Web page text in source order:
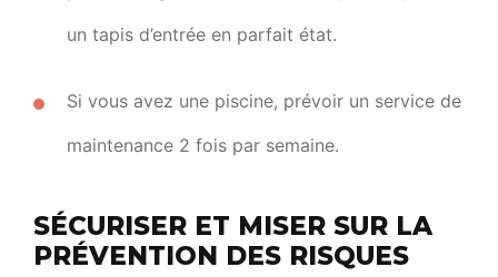
un tapis d’entrée en parfait état.
Si vous avez une piscine, prévoir un service de
maintenance 2 fois par semaine.
SÉCURISER ET MISER SUR LA
PRÉVENTION DES RISQUES